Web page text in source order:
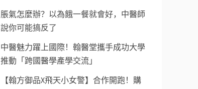
脹氣怎麼辦？以為餓一餐就會好，中醫師
說你可能搞反了
中醫魅力躍上國際！翰醫堂攜手成功大學
推動「跨國醫學產學交流」
【翰方御品X飛天小女警】合作開跑！購